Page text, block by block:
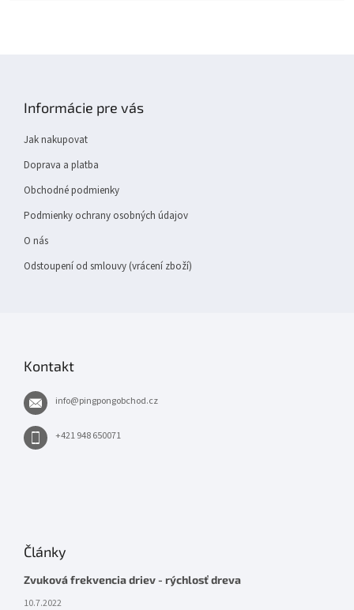
Informácie pre vás
Jak nakupovat
Doprava a platba
Obchodné podmienky
Podmienky ochrany osobných údajov
O nás
Odstoupení od smlouvy (vrácení zboží)
Kontakt
info@pingpongobchod.cz
+421 948 650071
Články
Zvuková frekvencia driev - rýchlosť dreva
10.7.2022